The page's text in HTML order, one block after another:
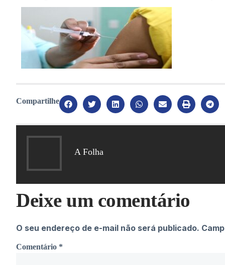
Compartilhe
A Folha
Deixe um comentário
O seu endereço de e-mail não será publicado.
Comentário *